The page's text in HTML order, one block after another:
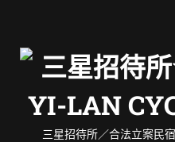
三星招待所／合法立案民